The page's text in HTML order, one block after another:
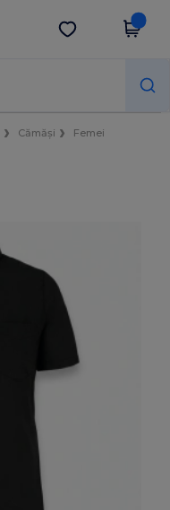
Descarcă app
Cămăși
Femei